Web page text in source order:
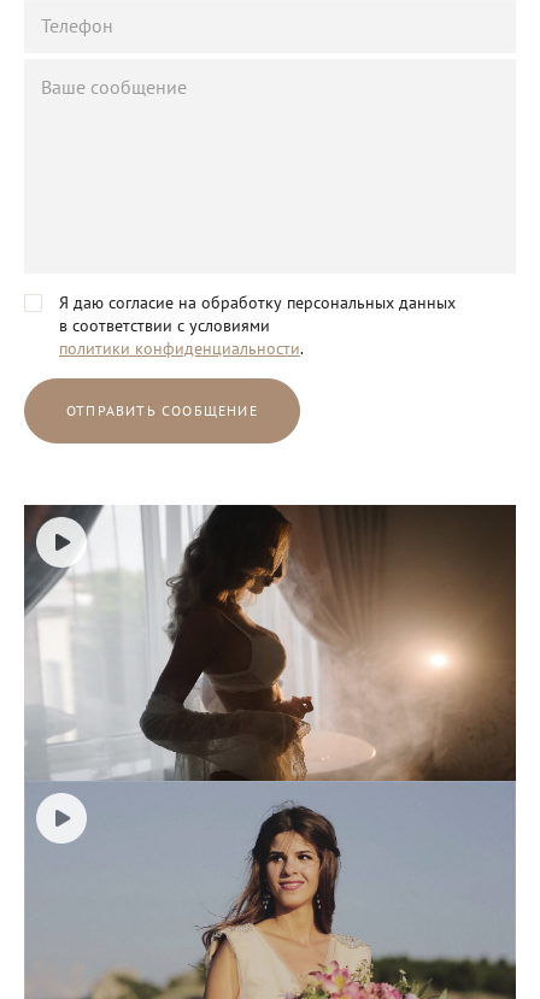
Я даю согласие на обработку персональных данных
в соответствии с условиями
политики конфиденциальности.
ОТПРАВИТЬ СООБЩЕНИЕ